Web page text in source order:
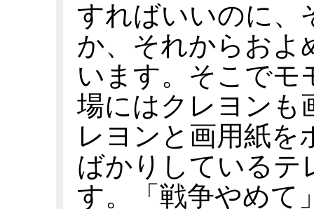
すればいいのに、
か、それからおよ
います。そこでモ
場にはクレヨンも
レヨンと画用紙を
ばかりしているテ
す。「戦争やめて